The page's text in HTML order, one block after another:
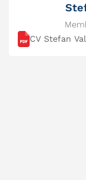
CV Stefan